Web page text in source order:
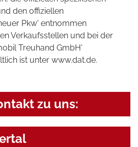
den offiziellen
Pkw' entnommen
Verkaufsstellen und bei der
Treuhand GmbH'
ist unter www.dat.de.
zu uns: